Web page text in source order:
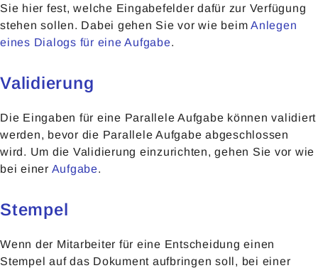
Sie hier fest, welche Eingabefelder dafür zur Verfügung
stehen sollen. Dabei gehen Sie vor wie beim Anlegen
eines Dialogs für eine Aufgabe.
Validierung
Die Eingaben für eine Parallele Aufgabe können validiert
werden, bevor die Parallele Aufgabe abgeschlossen
wird. Um die Validierung einzurichten, gehen Sie vor wie
bei einer Aufgabe.
Stempel
Wenn der Mitarbeiter für eine Entscheidung einen
Stempel auf das Dokument aufbringen soll, bei einer